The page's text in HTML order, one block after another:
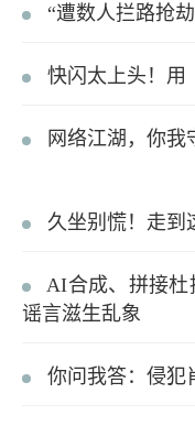
“遭数人拦路抢
快闪太上头！用
网络江湖，你我
久坐别慌！走到
AI合成、拼接
谣言滋生乱象
你问我答：侵犯